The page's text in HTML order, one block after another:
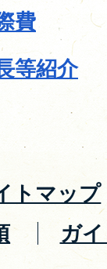
費
等紹介
トマップ
ガ